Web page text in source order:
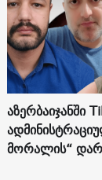
აზერბაიჯანში
მორალის“